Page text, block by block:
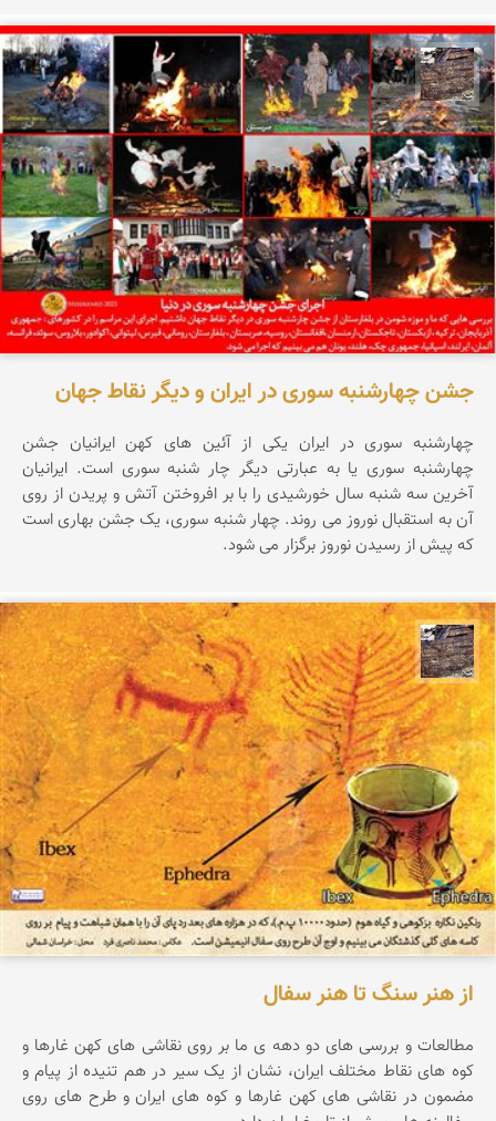
محمد ناصری فرد
جشن چهارشنبه سوری در ایران و دیگر نقاط جهان
چهارشنبه سوری در ایران یکی از آئین های کهن ایرانیان جشن
چهارشنبه سوری یا به عبارتی دیگر چار شنبه سوری است. ایرانیان
آخرین سه شنبه سال خورشیدی را با بر افروختن آتش و پریدن از روی
آن به استقبال نوروز می روند. چهار شنبه سوری، یک جشن بهاری است
که پیش از رسیدن نوروز برگزار می شود.
محمد ناصری فرد
از هنر سنگ تا هنر سفال
مطالعات و بررسی های دو دهه ی ما بر روی نقاشی های کهن غارها و
کوه های نقاط مختلف ایران، نشان از یک سیر در هم تنیده از پیام و
مضمون در نقاشی های کهن غارها و کوه های ایران و طرح های روی